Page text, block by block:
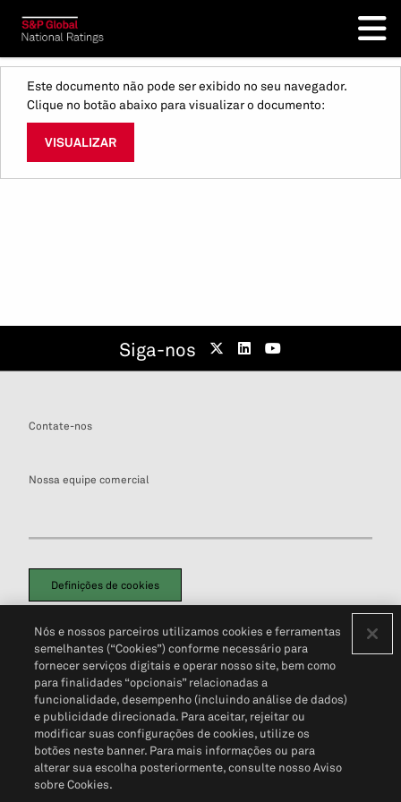
Este documento não pode ser exibido no seu navegador.
Clique no botão abaixo para visualizar o documento:
VISUALIZAR
Siga-nos
Contate-nos
Nossa equipe comercial
Definições de cookies
Política de PrivacidadePortal de privacidade do cliente (em inglês)
Não Venda Minhas Informações Pessoais© 2026 S&P Global
Nós e nossos parceiros utilizamos cookies e ferramentas
semelhantes (“Cookies”) conforme necessário para
fornecer serviços digitais e operar nosso site, bem como
para finalidades “opcionais” relacionadas a
funcionalidade, desempenho (incluindo análise de dados)
e publicidade direcionada. Para aceitar, rejeitar ou
modificar suas configurações de cookies, utilize os
botões neste banner. Para mais informações ou para
alterar sua escolha posteriormente, consulte nosso Aviso
sobre Cookies.